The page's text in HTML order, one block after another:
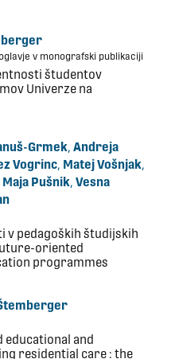
v monografski publikaciji
študentov
Univerze na
Grmek, Andreja
Vogrinc, Matej Vošnjak,
Maja Pušnik, Vesna
v pedagoških študijskih
oriented
programmes
educational and
residential care : the